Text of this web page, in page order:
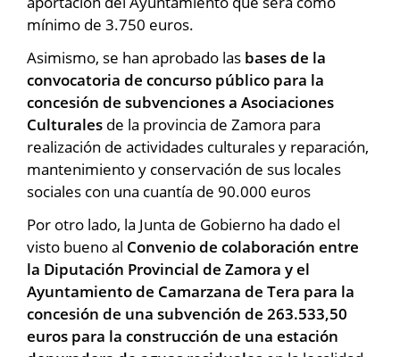
mínimo de 3.750 euros.
Asimismo, se han aprobado las bases de la
convocatoria de concurso público para la
concesión de subvenciones a Asociaciones
Culturales de la provincia de Zamora para
realización de actividades culturales y reparación,
mantenimiento y conservación de sus locales
sociales con una cuantía de 90.000 euros
Por otro lado, la Junta de Gobierno ha dado el
visto bueno al Convenio de colaboración entre
la Diputación Provincial de Zamora y el
Ayuntamiento de Camarzana de Tera para la
concesión de una subvención de 263.533,50
euros para la construcción de una estación